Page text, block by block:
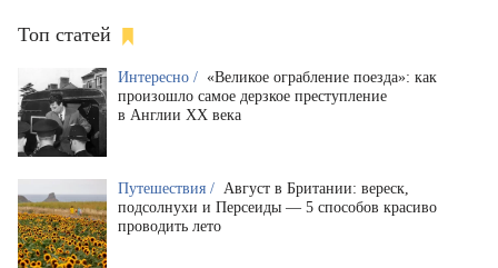
Топ статей
Интересно / «Великое ограбление поезда»: как
произошло самое дерзкое преступление
в Англии XX века
Путешествия / Август в Британии: вереск,
подсолнухи и Персеиды — 5 способов красиво
проводить лето